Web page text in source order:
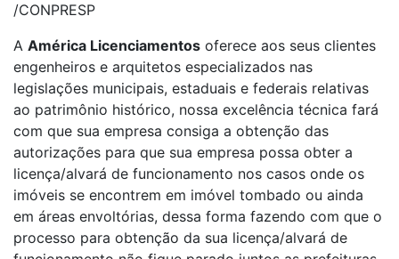
/CONPRESP
A América Licenciamentos oferece aos seus clientes
engenheiros e arquitetos especializados nas
legislações municipais, estaduais e federais relativas
ao patrimônio histórico, nossa excelência técnica fará
com que sua empresa consiga a obtenção das
autorizações para que sua empresa possa obter a
licença/alvará de funcionamento nos casos onde os
imóveis se encontrem em imóvel tombado ou ainda
em áreas envoltórias, dessa forma fazendo com que o
processo para obtenção da sua licença/alvará de